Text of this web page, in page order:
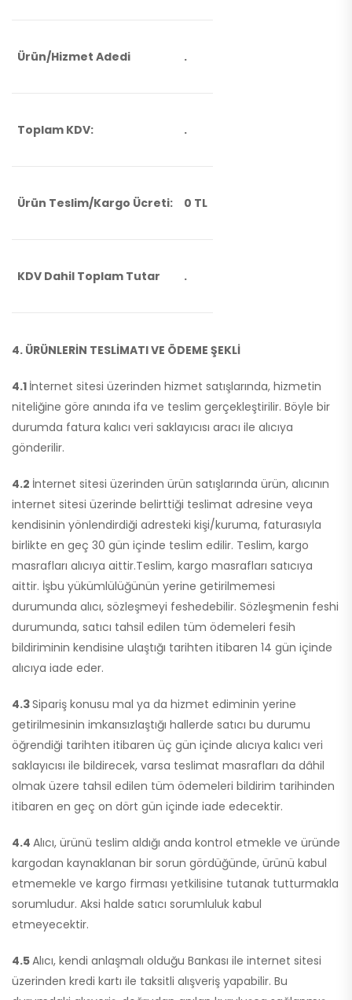
Ürün/Hizmet Adedi .
Toplam KDV: .
Ürün Teslim/Kargo Ücreti: 0 TL
KDV Dahil Toplam Tutar .
4. ÜRÜNLERİN TESLİMATI VE ÖDEME ŞEKLİ
4.1 İnternet sitesi üzerinden hizmet satışlarında, hizmetin
niteliğine göre anında ifa ve teslim gerçekleştirilir. Böyle bir
durumda fatura kalıcı veri saklayıcısı aracı ile alıcıya
gönderilir.
4.2 İnternet sitesi üzerinden ürün satışlarında ürün, alıcının
internet sitesi üzerinde belirttiği teslimat adresine veya
kendisinin yönlendirdiği adresteki kişi/kuruma, faturasıyla
birlikte en geç 30 gün içinde teslim edilir. Teslim, kargo
masrafları alıcıya aittir.Teslim, kargo masrafları satıcıya
aittir. İşbu yükümlülüğünün yerine getirilmemesi
durumunda alıcı, sözleşmeyi feshedebilir. Sözleşmenin feshi
durumunda, satıcı tahsil edilen tüm ödemeleri fesih
bildiriminin kendisine ulaştığı tarihten itibaren 14 gün içinde
alıcıya iade eder.
4.3Sipariş konusu mal ya da hizmet ediminin yerine
getirilmesinin imkansızlaştığı hallerde satıcı bu durumu
öğrendiği tarihten itibaren üç gün içinde alıcıya kalıcı veri
saklayıcısı ile bildirecek, varsa teslimat masrafları da dâhil
olmak üzere tahsil edilen tüm ödemeleri bildirim tarihinden
itibaren en geç on dört gün içinde iade edecektir.
4.4 Alıcı, ürünü teslim aldığı anda kontrol etmekle ve üründe
kargodan kaynaklanan bir sorun gördüğünde, ürünü kabul
etmemekle ve kargo firması yetkilisine tutanak tutturmakla
sorumludur. Aksi halde satıcı sorumluluk kabul
etmeyecektir.
4.5Alıcı, kendi anlaşmalı olduğu Bankası ile internet sitesi
üzerinden kredi kartı ile taksitli alışveriş yapabilir. Bu